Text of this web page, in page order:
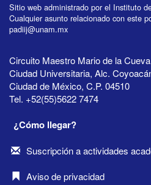
Sitio web administrado por el Instituto
Cualquier asunto relacionado con este
padiij@unam.mx
Circuito Maestro Mario de la
Ciudad Universitaria, Alc.
Ciudad de México, C.P. 04510
Tel. +52(55)5622 7474
¿Cómo llegar?
Suscripción a actividades
Aviso de privacidad